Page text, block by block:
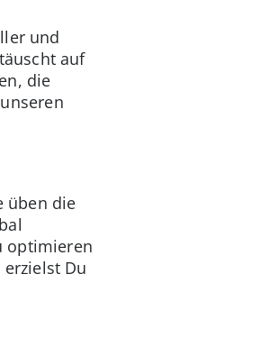
und
auf
die
üben die
optimieren
Du